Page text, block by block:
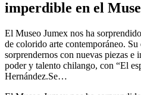
imperdible en el
El Museo Jumex nos ha
de colorido arte contemporáneo.
sorprendernos con nuevas piezas e
poder y talento chilango, con “El
Hernández.Se…